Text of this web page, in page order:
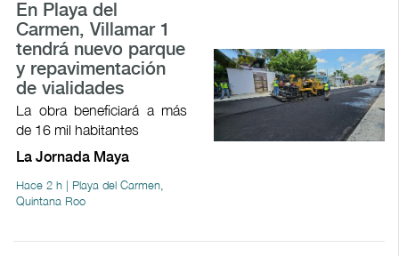
En Playa del
Carmen, Villamar 1
tendrá nuevo parque
y repavimentación
de vialidades
La obra beneficiará a más
de 16 mil habitantes
La Jornada Maya
Hace 2 h | Playa del Carmen,
Quintana Roo